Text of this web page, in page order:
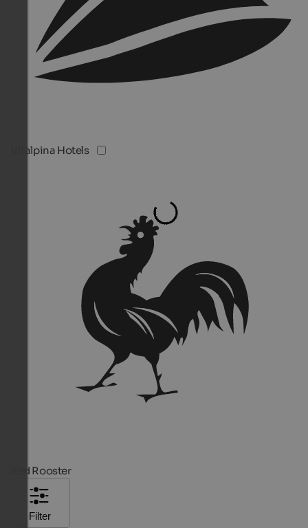
Vitalpina Hotels
Red Rooster
Filter